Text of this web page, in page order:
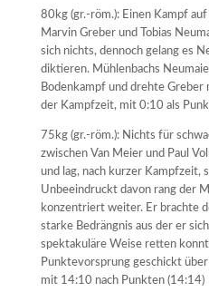
80kg (gr.-röm.): Einen Kampf
Marvin Greber und Tobias
sich nichts, dennoch gelang es
diktieren. Mühlenbachs
Bodenkampf und drehte Greber
der Kampfzeit, mit 0:10 als
75kg (gr.-röm.): Nichts für
zwischen Van Meier und Paul
und lag, nach kurzer Kampfzeit,
Unbeeindruckt davon rang der
konzentriert weiter. Er brachte
starke Bedrängnis aus der er
spektakuläre Weise retten
Punktevorsprung geschickt
mit 14:10 nach Punkten (14:14)